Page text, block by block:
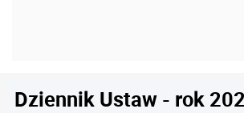
Dziennik Ustaw - rok